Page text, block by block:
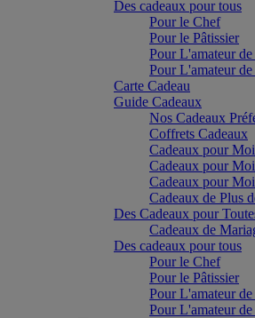
Des cadeaux pour tous
Pour le Chef
Pour le Pâtissier
Pour L'amateur
Pour L'amateur
Carte Cadeau
Guide Cadeaux
Nos Cadeaux
Coffrets Cadeaux
Cadeaux pour
Cadeaux pour
Cadeaux pour
Cadeaux de Plus
Des Cadeaux pour
Cadeaux de
Des cadeaux pour tous
Pour le Chef
Pour le Pâtissier
Pour L'amateur
Pour L'amateur